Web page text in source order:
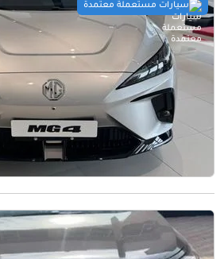
سيارات مستعملة معتمدة